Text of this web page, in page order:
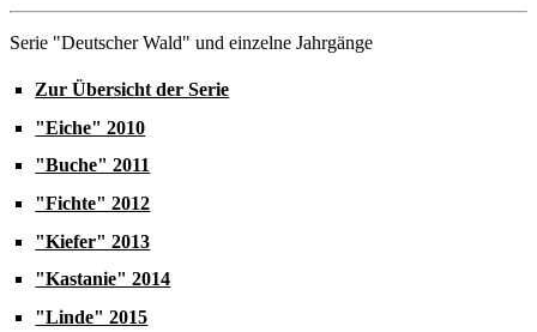
Serie "Deutscher Wald" und einzelne Jahrgänge
Zur Übersicht der Serie
"Eiche" 2010
"Buche" 2011
"Fichte" 2012
"Kiefer" 2013
"Kastanie" 2014
"Linde" 2015